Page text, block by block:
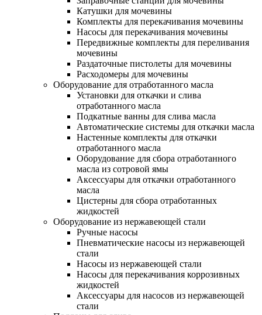
Катушки для мочевины
Комплекты для перекачивания мочевины
Насосы для перекачивания мочевины
Передвижные комплекты для переливания
мочевины
Раздаточные пистолеты для мочевины
Расходомеры для мочевины
Оборудование для отработанного масла
Установки для откачки и слива
отработанного масла
Подкатные ванны для слива масла
Автоматические системы для откачки масла
Настенные комплекты для откачки
отработанного масла
Оборудование для сбора отработанного
масла из сотровой ямы
Аксессуары для откачки отработанного
масла
Цистерны для сбора отработанных
жидкостей
Оборудование из нержавеющей стали
Ручные насосы
Пневматические насосы из нержавеющей
стали
Насосы из нержавеющей стали
Насосы для перекачивания коррозивных
жидкостей
Аксессуары для насосов из нержавеющей
стали